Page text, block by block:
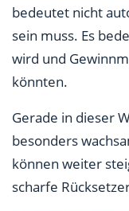
bedeutet nicht
sein muss. Es
wird und
könnten.
Gerade in dieser
besonders
können weiter
scharfe